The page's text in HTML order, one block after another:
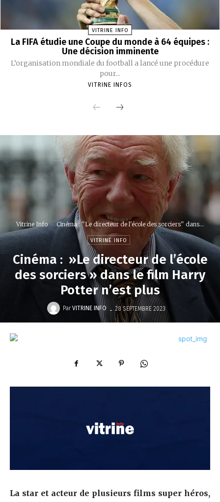
VITRINE INFO
La FIFA étudie une Coupe du monde à 64 équipes :
Une décision imminente
L’organisation mondiale du football a lancé une procédure
pour...
VITRINE INFOS